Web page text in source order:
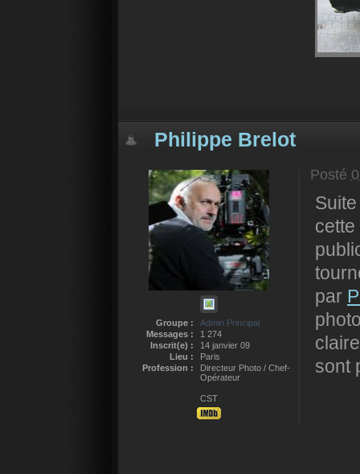
Philippe Brelot
Groupe :
Admin Principal
Messages :
1 274
Inscrit(e) :
14 janvier 09
Lieu :
Paris
Profession :
Directeur Photo / Chef-
Opérateur
CST
Posté
par
sont